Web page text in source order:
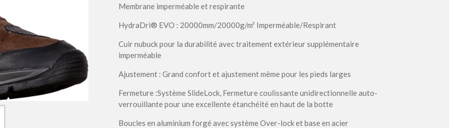
Membrane imperméable et respirante
HydraDri® EVO : 20000mm/20000g/m² Imperméable/Respirant
Cuir nubuck pour la durabilité avec traitement extérieur supplémentaire
imperméable
Ajustement : Grand confort et ajustement même pour les pieds larges
Fermeture :Système SlideLock, Fermeture coulissante unidirectionnelle auto-
verrouillante pour une excellente étanchéité en haut de la botte
Boucles en aluminium forgé avec système Over-lock et base en acier